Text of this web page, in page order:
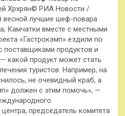
Хрхрян© РИА Новости /
весной лучшие шеф-повара
Камчатки вместе с местными
«Гастрокэмп» ездили по
поставщиками продуктов и
какой продукт может стать
туристов. Например, на
не очевидный краб, а
должен с этим помочь», —
председатель комитета